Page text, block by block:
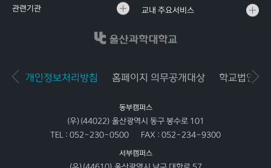
동부캠퍼스
(우)(44022) 울산광역시 동구 봉수로 101
TEL : 052-230-0500 FAX : 052-234-9300
서부캠퍼스
개인정보처리방침 홈페이지 의무공개대상 학교법인공
관련기관 교내 주요서비스